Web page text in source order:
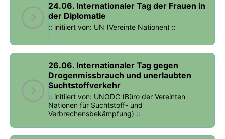
24.06. Internationaler Tag der Frauen in
der Diplomatie
:: initiiert von: UN (Vereinte Nationen) ::
26.06. Internationaler Tag gegen
Drogenmissbrauch und unerlaubten
Suchtstoffverkehr
:: initiiert von: UNODC (Büro der Vereinten
Nationen für Suchtstoff- und
Verbrechensbekämpfung) ::